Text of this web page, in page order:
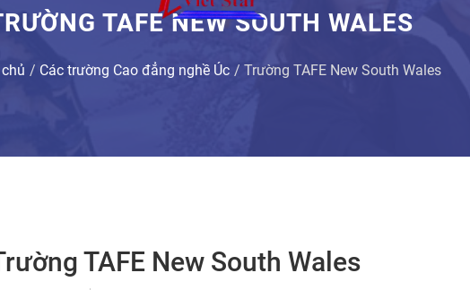
TAFE NEW SOUTH WALES
Các trường Cao đẳng nghề Úc Trường TAFE New South Wales
TAFE New South Wales